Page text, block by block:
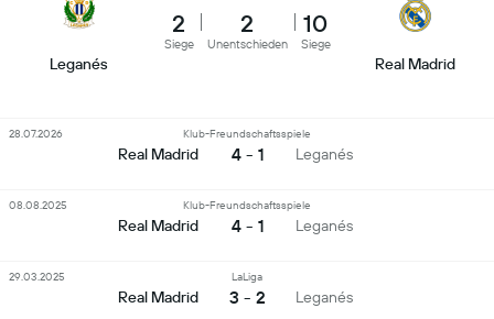
Leganés
2
Siege
2
Unentschieden
10
Siege
Real Madrid
Real Madrid
Klub-Freundschaftsspiele
4 - 1 Leganés
28.07.2026
Real Madrid
Klub-Freundschaftsspiele
4 - 1 Leganés
08.08.2025
Real Madrid
LaLiga
3 - 2 Leganés
29.03.2025